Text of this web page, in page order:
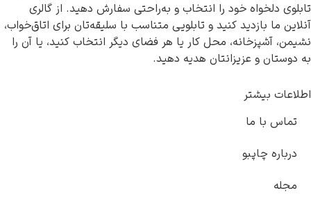
خود را انتخاب و به‌راحتی سفارش دهید. از گالری
کنید و تابلویی متناسب با سلیقه‌تان برای اتاق‌خواب،
محل کار یا هر فضای دیگر انتخاب کنید، یا آن را
عزیزانتان هدیه دهید.